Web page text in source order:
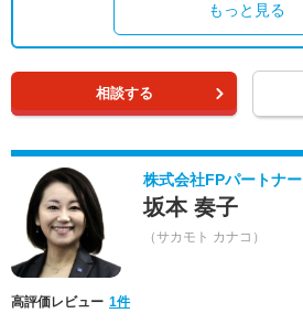
もっと見る
相談する
株式会社FPパートナー
坂本 奏子
（サカモト カナコ）
高評価レビュー 1件